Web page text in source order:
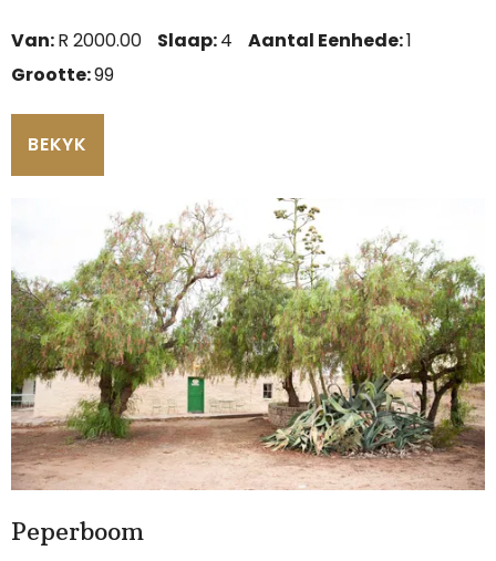
Van:R 2000.00 Slaap:4 Aantal Eenhede:1
Grootte:99
BEKYK
Peperboom